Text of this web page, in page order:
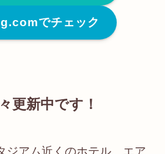
でチェック
更新中です！
ジアム近くのホテル、エア